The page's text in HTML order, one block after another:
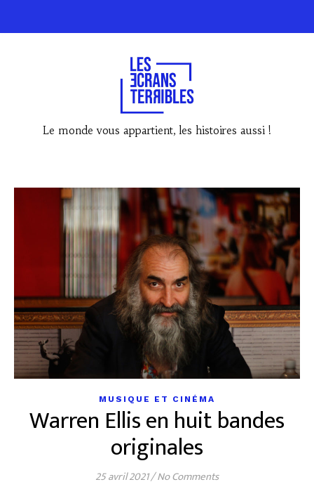
Le monde vous appartient, les histoires aussi !
MUSIQUE ET CINÉMA
Warren Ellis en huit bandes
originales
25 avril 2021/No Comments